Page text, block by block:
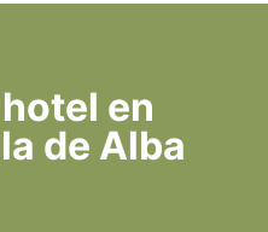
en
de Alba